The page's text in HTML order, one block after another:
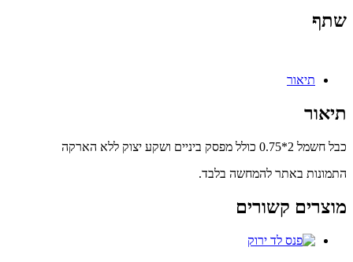
שתף
תיאור
תיאור
כבל חשמל 2*0.75 כולל מפסק ביניים ושקע יצוק ללא הארקה
התמונות באתר להמחשה בלבד.
מוצרים קשורים